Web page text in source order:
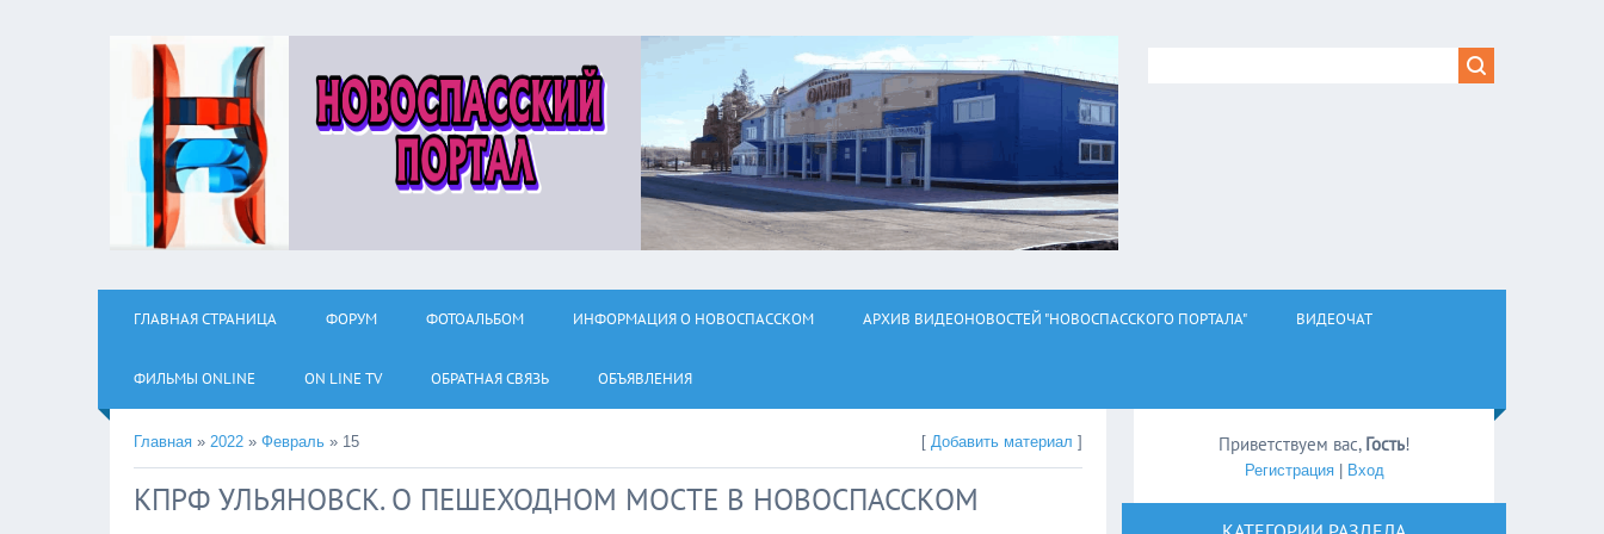
ГЛАВНАЯ СТРАНИЦА ФОРУМ ФОТОАЛЬБОМ ИНФОРМАЦИЯ О НОВОСПАССКОМ АРХИВ ВИДЕОНОВОСТЕЙ "НОВОСПАССКОГО ПОРТАЛА" ВИДЕОЧАТ
ФИЛЬМЫ ОNLINE ON LINE TV ОБРАТНАЯ СВЯЗЬ ОБЪЯВЛЕНИЯ
Главная » 2022 » Февраль » 15 [Добавить материал ]
КПРФ УЛЬЯНОВСК. О ПЕШЕХОДНОМ МОСТЕ В НОВОСПАССКОМ
Приветствуем вас, Гость!
Регистрация| Вход